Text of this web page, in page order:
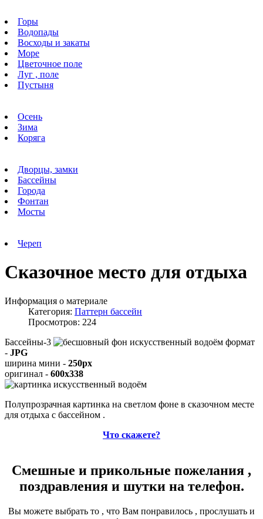
Горы
Водопады
Восходы и закаты
Море
Цветочное поле
Луг , поле
Пустыня
Осень
Зима
Коряга
Дворцы, замки
Бассейны
Города
Фонтан
Мосты
Череп
Сказочное место для отдыха
Информация о материале
Категория: Паттерн бассейн
Просмотров: 224
Бассейны-3
формат
- JPG
ширина мини - 250px
оригинал - 600x338
Полупрозрачная картинка на светлом фоне в сказочном месте
для отдыха с бассейном .
Что скажете?
Смешные и прикольные пожелания ,
поздравления и шутки на телефон.
Вы можете выбрать то , что Вам понравилось , прослушать и